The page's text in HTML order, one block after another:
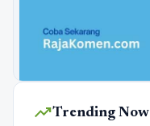
trending_upTrending Now